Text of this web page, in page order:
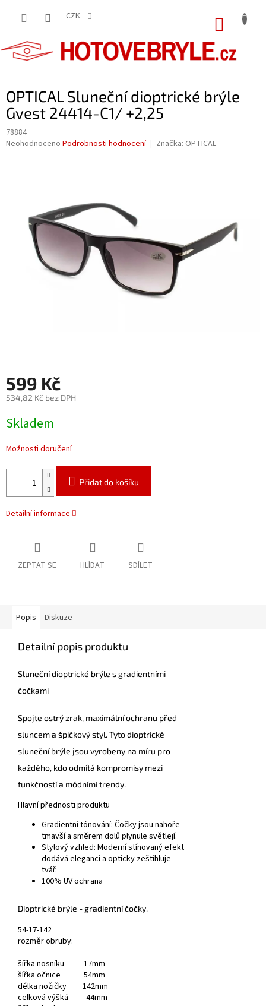
CZK
OPTICAL Sluneční dioptrické brýle
Gvest 24414-C1/ +2,25
78884
Průměrné
hvězdiček.
Neohodnoceno Podrobnosti hodnocení Značka: OPTICAL
599 Kč
534,82 Kč bez DPH
cena:
Skladem
Možnosti doručení
Přidat do košíku
Detailní informace
ZEPTAT SE HLÍDAT SDÍLET
Popis Diskuze
Detailní popis produktu
Sluneční dioptrické brýle s gradientními
čočkami
Spojte ostrý zrak, maximální ochranu před
sluncem a špičkový styl. Tyto dioptrické
sluneční brýle jsou vyrobeny na míru pro
každého, kdo odmítá kompromisy mezi
funkčností a módními trendy.
Hlavní přednosti produktu
Gradientní tónování: Čočky jsou nahoře
tmavší a směrem dolů plynule světlejí.
Stylový vzhled: Moderní stínovaný efekt
dodává eleganci a opticky zeštíhluje
tvář.
100% UV ochrana
Dioptrické brýle - gradientní čočky.
54-17-142
rozměr obruby:
šířka nosníku 17mm
šířka očnice 54mm
délka nožičky 142mm
celková výšká 44mm